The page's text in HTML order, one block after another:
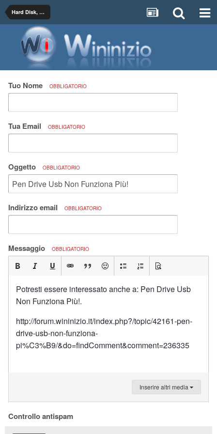
Hard Disk, SSD, Memory Card, USB Pendrive
Tuo Nome OBBLIGATORIO
Tua Email OBBLIGATORIO
Oggetto OBBLIGATORIO
Indirizzo email OBBLIGATORIO
Messaggio OBBLIGATORIO
Potresti essere interessato anche a: Pen Drive Usb
Non Funziona Più!.
http://forum.wininizio.it/index.php?/topic/42161-pen-
drive-usb-non-funziona-
pi%C3%B9/&do=findComment&comment=236335
Inserire altri media
Controllo antispam